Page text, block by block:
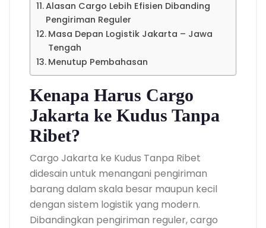
Alasan Cargo Lebih Efisien Dibanding
Pengiriman Reguler
Masa Depan Logistik Jakarta – Jawa
Tengah
Menutup Pembahasan
Kenapa Harus Cargo
Jakarta ke Kudus Tanpa
Ribet?
Cargo Jakarta ke Kudus Tanpa Ribet
didesain untuk menangani pengiriman
barang dalam skala besar maupun kecil
dengan sistem logistik yang modern.
Dibandingkan pengiriman reguler, cargo